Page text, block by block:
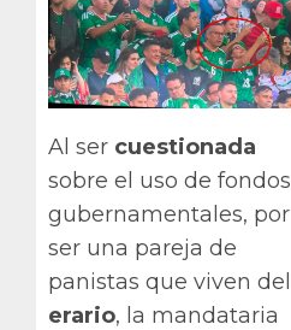
Al ser cuestionada
sobre el uso de fondos
gubernamentales, por
ser una pareja de
panistas que viven del
erario, la mandataria